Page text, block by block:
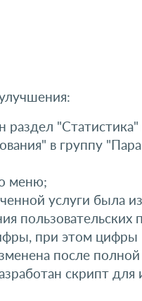
в группу
меню;
услуги была
при этом
после
скрипт